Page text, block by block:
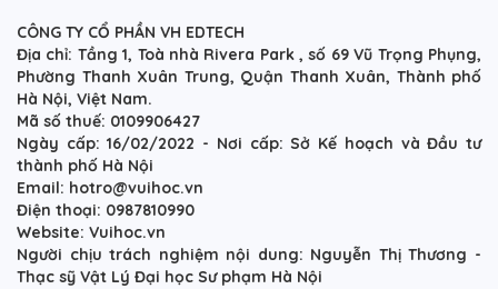
CÔNG TY CỔ PHẦN VH EDTECH
Địa chỉ: Tầng 1, Toà nhà Rivera Park , số 69 Vũ Trọng Phụng,
Phường Thanh Xuân Trung, Quận Thanh Xuân, Thành phố
Hà Nội, Việt Nam.
Mã số thuế: 0109906427
Ngày cấp: 16/02/2022 - Nơi cấp: Sở Kế hoạch và Đầu tư
thành phố Hà Nội
Email: hotro@vuihoc.vn
Điện thoại: 0987810990
Website: Vuihoc.vn
Người chịu trách nghiệm nội dung: Nguyễn Thị Thương -
Thạc sỹ Vật Lý Đại học Sư phạm Hà Nội